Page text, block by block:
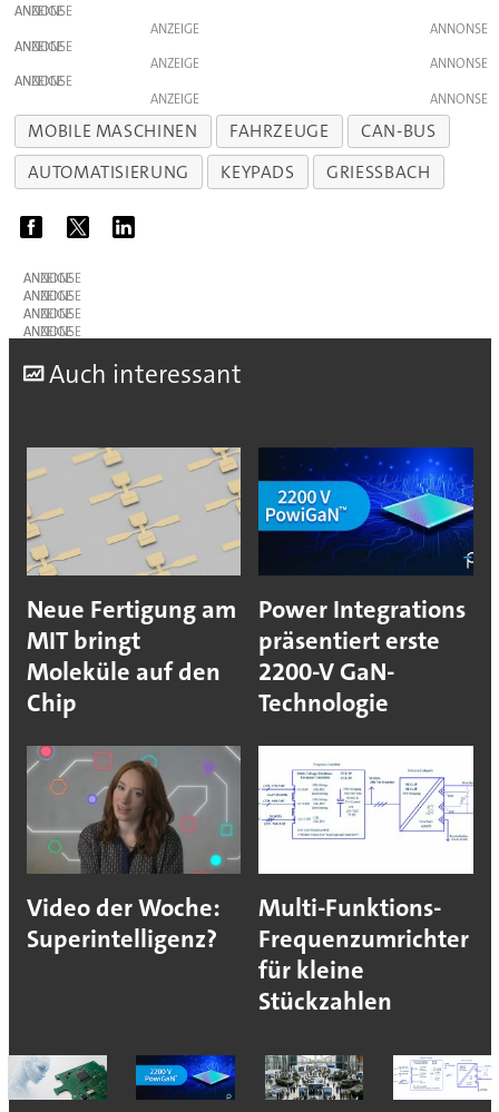
ANZEIGE
ANZEIGE
ANZEIGE
ANZEIGE
ANZEIGE
ANZEIGE
MOBILE MASCHINEN FAHRZEUGE
CAN-BUS
AUTOMATISIERUNG
KEYPADS GRIESSBACH
ANZEIGE
ANZEIGE
ANZEIGE
ANZEIGE
Auch interessant
Neue Fertigung am
MIT bringt
Moleküle auf den
Chip
Power Integrations
präsentiert erste
2200-V GaN-
Technologie
Video der Woche:
Superintelligenz?
Multi-Funktions-
Frequenzumrichter
für kleine
Stückzahlen